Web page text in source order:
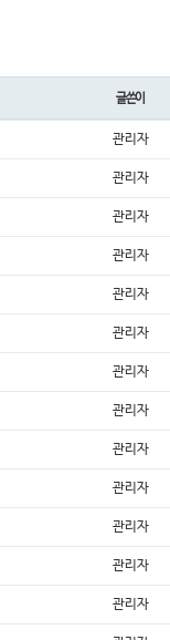
글쓴이
관리자
관리자
관리자
관리자
관리자
관리자
관리자
관리자
관리자
관리자
관리자
관리자
관리자